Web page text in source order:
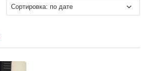
Сортировка: по дате